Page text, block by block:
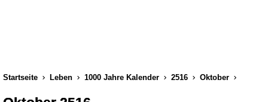
Startseite Leben 1000 Jahre Kalender 2516 Oktober